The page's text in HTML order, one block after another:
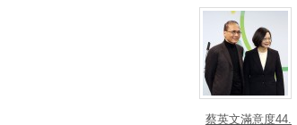
蔡英文滿意度44.